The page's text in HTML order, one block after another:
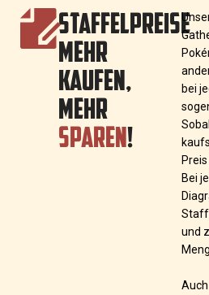
STAFFELPREISE
MEHR
KAUFEN,
MEHR
SPAREN!
bei
Bei
und